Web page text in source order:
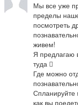
Мы все уже
пределы
посмотреть
живем!
Я предлагаю
туда 
Где можно
Спланируйте
как вы